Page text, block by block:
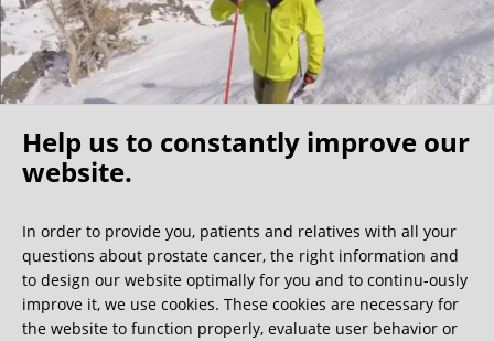
Oh what a ride!
We get a lot of great guest book entries, but this
one is very unusual.
Help us to constantly improve our
website.
In order to provide you, patients and relatives with all your
questions about prostate cancer, the right information and
to design our website optimally for you and to continu-ously
improve it, we use cookies. These cookies are necessary for
the website to function properly, evaluate user behavior or